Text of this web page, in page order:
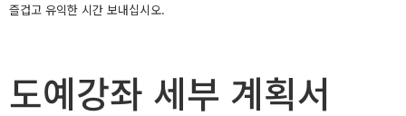
즐겁고 유익한 시간 보내십시오.
도예강좌 세부 계획서